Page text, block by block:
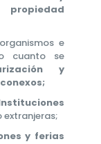
propiedad
e
cuanto se
y
extranjeras;
y ferias